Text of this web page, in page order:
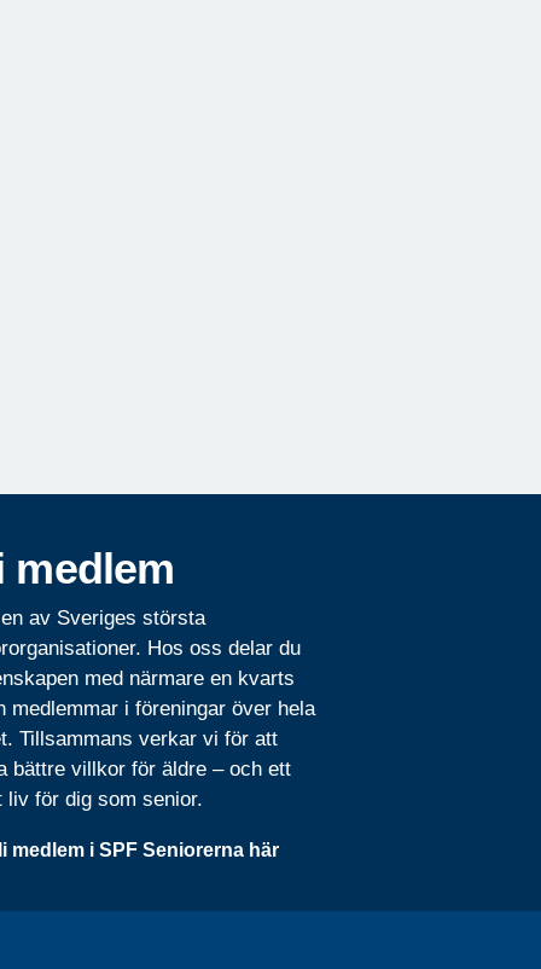
medlem
av Sveriges största
Hos oss delar du
med närmare en kvarts
medlemmar i föreningar över hela
Tillsammans verkar vi för att
bättre villkor för äldre – och ett
liv för dig som senior.
medlem i SPF Seniorerna här